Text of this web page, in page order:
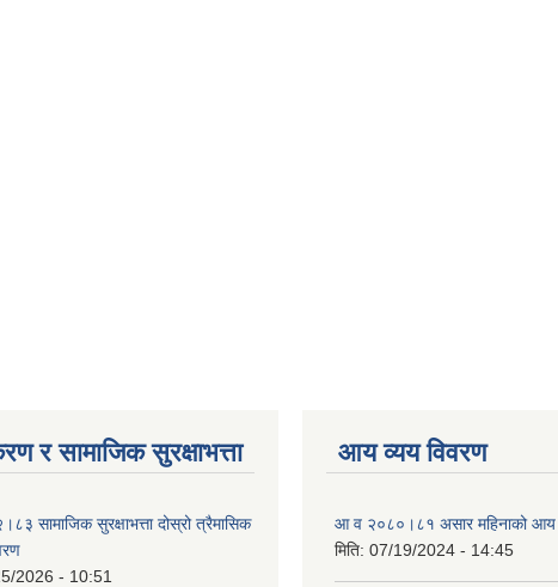
र सामाजिक सुरक्षाभत्ता
सामाजिक सुरक्षाभत्ता दोस्रो त्रैमासिक
2026 - 10:51
आय व्यय विवरण
आ व २०८०।८१ असार महिनाको आय
मिति: 07/19/2024 - 14:45